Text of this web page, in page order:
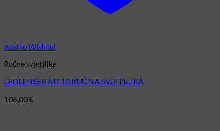
Add to Wishlist
Ručne svjetiljke
LEDLENSER MT10 RUČNA SVJETILJKA
106,00€